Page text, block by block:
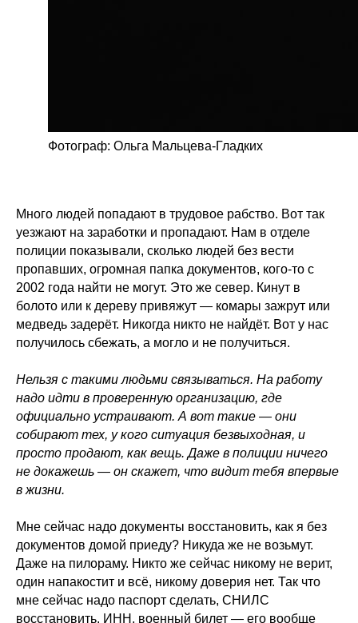
Фотограф: Ольга Мальцева-Гладких
Много людей попадают в трудовое рабство. Вот так
уезжают на заработки и пропадают. Нам в отделе
полиции показывали, сколько людей без вести
пропавших, огромная папка документов, кого-то с
2002 года найти не могут. Это же север. Кинут в
болото или к дереву привяжут — комары зажрут или
медведь задерёт. Никогда никто не найдёт. Вот у нас
получилось сбежать, а могло и не получиться.
Нельзя с такими людьми связываться. На работу
надо идти в проверенную организацию, где
официально устраивают. А вот такие — они
собирают тех, у кого ситуация безвыходная, и
просто продают, как вещь. Даже в полиции ничего
не докажешь — он скажет, что видит тебя впервые
в жизни.
Мне сейчас надо документы восстановить, как я без
документов домой приеду? Никуда же не возьмут.
Даже на пилораму. Никто же сейчас никому не верит,
один напакостит и всё, никому доверия нет. Так что
мне сейчас надо паспорт сделать, СНИЛС
восстановить, ИНН, военный билет — его вообще